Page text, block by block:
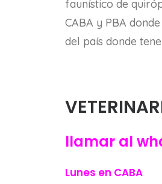
faunístico de
CABA y PBA
del país donde
llamar al
Lunes en CABA